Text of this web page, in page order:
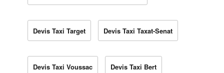
Devis Taxi Target Devis Taxi Taxat-Senat
Devis Taxi Voussac Devis Taxi Bert